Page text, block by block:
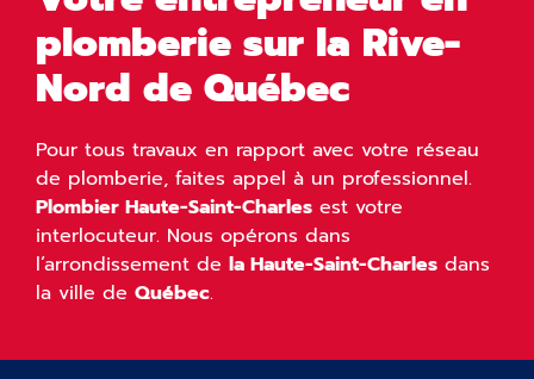
plomberie sur la Rive-
Nord de Québec
Pour tous travaux en rapport avec votre réseau
de plomberie, faites appel à un professionnel.
Plombier Haute-Saint-Charles est votre
interlocuteur. Nous opérons dans
l’arrondissement de la Haute-Saint-Charles dans
la ville de Québec.